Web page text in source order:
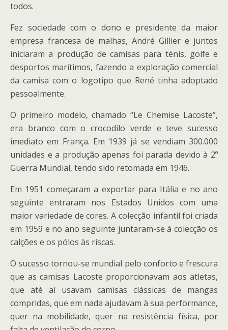
todos.
Fez sociedade com o dono e presidente da maior
empresa francesa de malhas, André Gillier e juntos
iniciaram a produção de camisas para ténis, golfe e
desportos marítimos, fazendo a exploração comercial
da camisa com o logotipo que René tinha adoptado
pessoalmente.
O primeiro modelo, chamado “Le Chemise Lacoste”,
era branco com o crocodilo verde e teve sucesso
imediato em França. Em 1939 já se vendiam 300.000
unidades e a produção apenas foi parada devido à 2º
Guerra Mundial, tendo sido retomada em 1946.
Em 1951 começaram a exportar para Itália e no ano
seguinte entraram nos Estados Unidos com uma
maior variedade de cores. A colecção infantil foi criada
em 1959 e no ano seguinte juntaram-se à colecção os
calções e os pólos às riscas.
O sucesso tornou-se mundial pelo conforto e frescura
que as camisas Lacoste proporcionavam aos atletas,
que até aí usavam camisas clássicas de mangas
compridas, que em nada ajudavam à sua performance,
quer na mobilidade, quer na resistência física, por